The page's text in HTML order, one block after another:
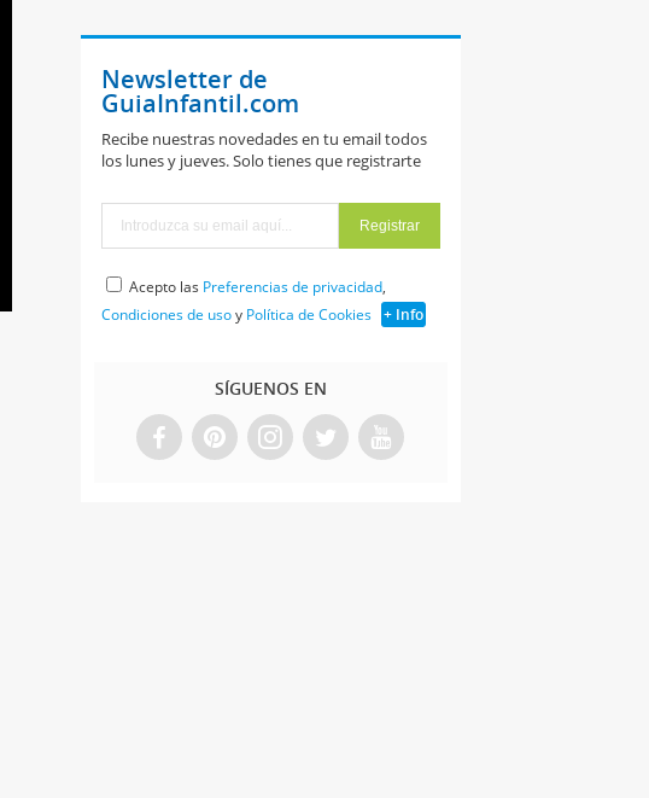
Newsletter de
GuiaInfantil.com
Recibe nuestras novedades en tu email todos
los lunes y jueves. Solo tienes que registrarte
Acepto las Preferencias de privacidad,
Condiciones de usoy Política de Cookies + Info
SÍGUENOS EN